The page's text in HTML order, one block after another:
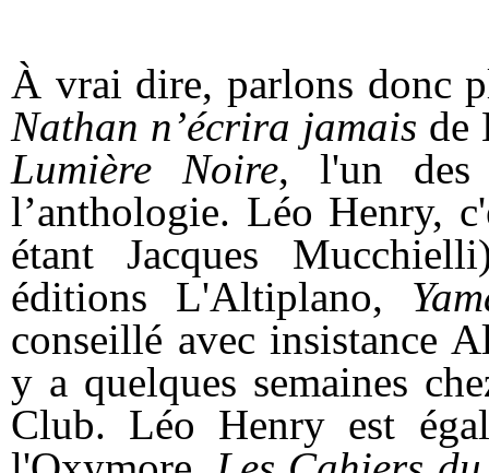
À vrai dire, parlons donc
Nathan n’écrira jamais de
Lumière Noire, l'un des
l’anthologie. Léo Henry,
étant Jacques
éditions L'Altiplano,
conseillé avec insistance
y a quelques semaines
Club. Léo Henry est